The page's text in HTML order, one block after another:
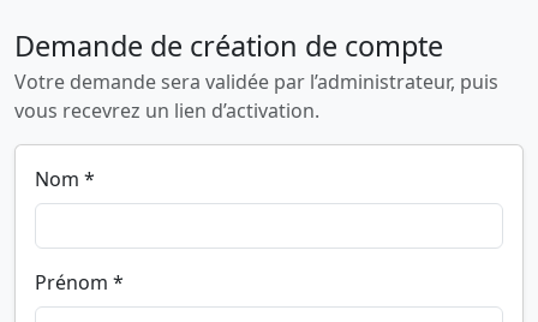
Demande de création de compte
Votre demande sera validée par l’administrateur, puis
vous recevrez un lien d’activation.
Nom *
Prénom *